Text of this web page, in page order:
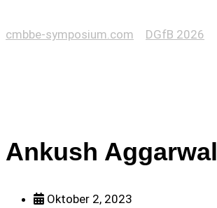
cmbbe-symposium.com DGfB 2026
Ankush Aggarwal
Oktober 2, 2023